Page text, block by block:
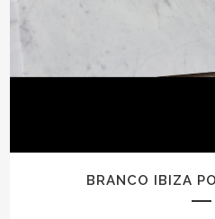
BRANCO IBIZA